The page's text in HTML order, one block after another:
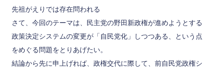
先祖がえりでは存在問われる
さて、今回のテーマは、民主党の野田新政権が進めようとする
政策決定システムの変更が「自民党化」しつつある、という点
をめぐる問題をとりあげたい。
結論から先に申上げれば、政権交代に際して、前自民党政権シ